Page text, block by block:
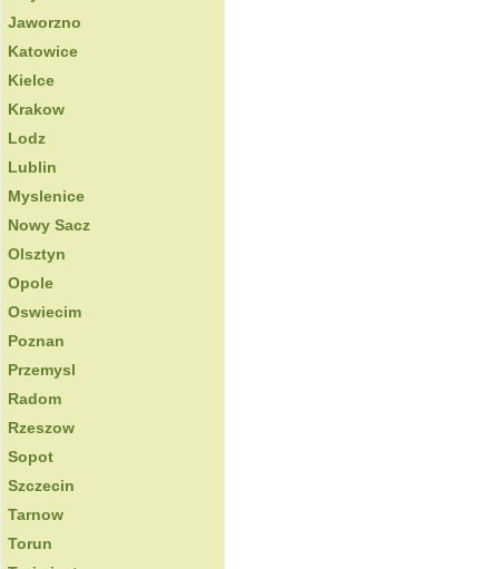
Jaworzno
Katowice
Kielce
Krakow
Lodz
Lublin
Myslenice
Nowy Sacz
Olsztyn
Opole
Oswiecim
Poznan
Przemysl
Radom
Rzeszow
Sopot
Szczecin
Tarnow
Torun